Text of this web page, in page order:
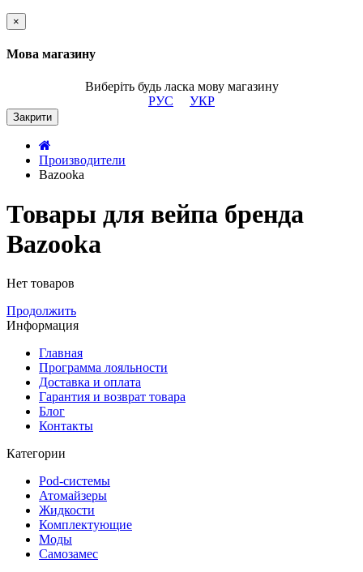
×
Мова магазину
Виберіть будь ласка мову магазину
РУС
УКР
Закрити
Производители
Bazooka
Товары для вейпа бренда
Bazooka
Нет товаров
Продолжить
Информация
Главная
Программа лояльности
Доставка и оплата
Гарантия и возврат товара
Блог
Контакты
Категории
Pod-системы
Атомайзеры
Жидкости
Комплектующие
Моды
Самозамес